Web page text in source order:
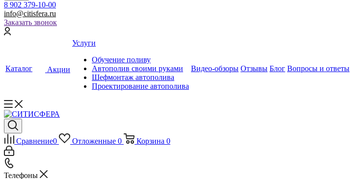
8 902 379-10-00
info@citisfera.ru
Заказать звонок
Каталог Акции
Услуги
Обучение поливу
Автополив своими руками
Шефмонтаж автополива
Проектирование автополива
Видео-обзоры Отзывы Блог Вопросы и ответы
Сравнение0 Отложенные 0 Корзина 0
Телефоны